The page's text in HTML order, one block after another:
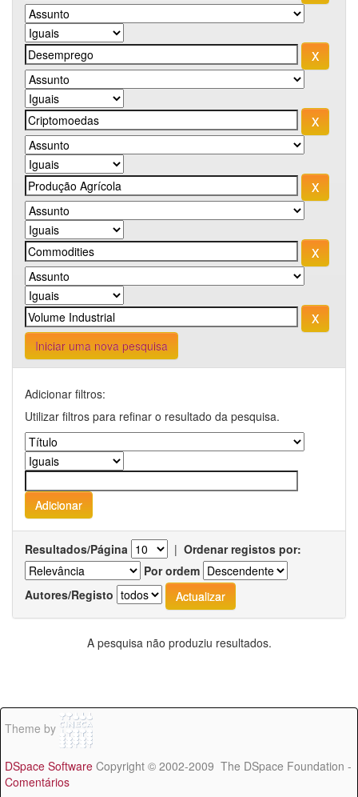
Iniciar uma nova pesquisa
Adicionar filtros:
Utilizar filtros para refinar o resultado da pesquisa.
Resultados/Página | Ordenar registos por:
Por ordem
Autores/Registo
A pesquisa não produziu resultados.
Theme by
DSpace Software Copyright © 2002-2009 The DSpace Foundation -
Comentários